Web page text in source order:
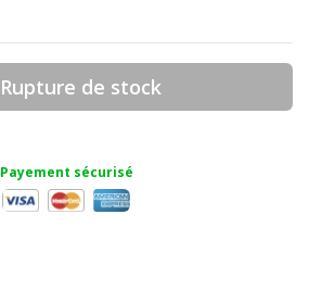
Rupture de stock
Payement sécurisé